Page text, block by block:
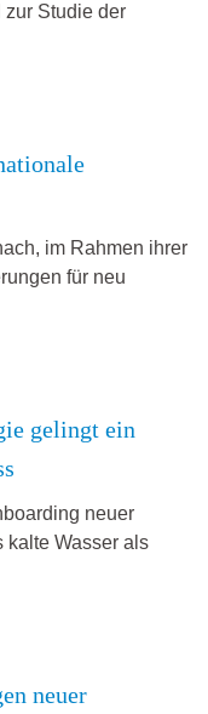
Studie der
im Rahmen ihrer
für neu
gelingt ein
neuer
kalte Wasser als
neuer